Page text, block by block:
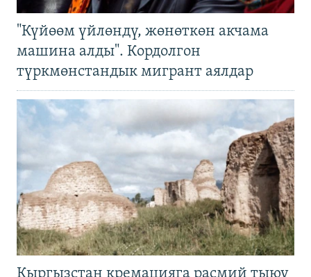
"Күйөөм үйлөндү, жөнөткөн акчама
машина алды". Кордолгон
түркмөнстандык мигрант аялдар
Кыргызстан кремацияга расмий тыюу